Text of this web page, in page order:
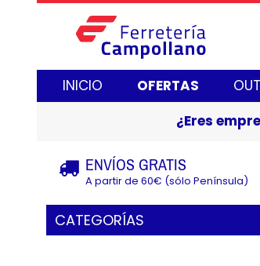
INICIO OFERTAS
¿Eres
ENVÍOS GRATIS
A partir de 60€ (sólo Península)
CATEGORÍAS